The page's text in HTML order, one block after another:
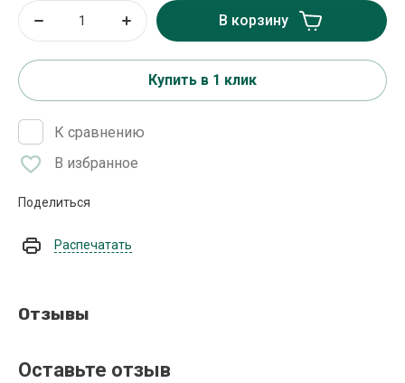
В корзину
Купить в 1 клик
К сравнению
В избранное
Поделиться
Распечатать
Отзывы
Оставьте отзыв